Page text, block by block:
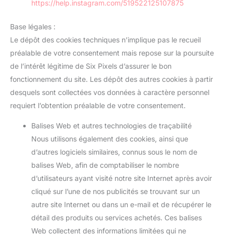
https://help.instagram.com/519522125107875
Base légales :
Le dépôt des cookies techniques n’implique pas le recueil
préalable de votre consentement mais repose sur la poursuite
de l’intérêt légitime de Six Pixels d’assurer le bon
fonctionnement du site. Les dépôt des autres cookies à partir
desquels sont collectées vos données à caractère personnel
requiert l’obtention préalable de votre consentement.
Balises Web et autres technologies de traçabilité
Nous utilisons également des cookies, ainsi que
d’autres logiciels similaires, connus sous le nom de
balises Web, afin de comptabiliser le nombre
d’utilisateurs ayant visité notre site Internet après avoir
cliqué sur l’une de nos publicités se trouvant sur un
autre site Internet ou dans un e-mail et de récupérer le
détail des produits ou services achetés. Ces balises
Web collectent des informations limitées qui ne